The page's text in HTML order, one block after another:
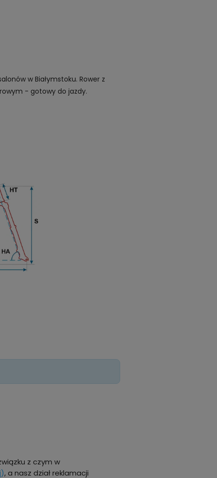
w Białymstoku. Rower z
- gotowy do jazdy.
z czym w
, a nasz dział reklamacji